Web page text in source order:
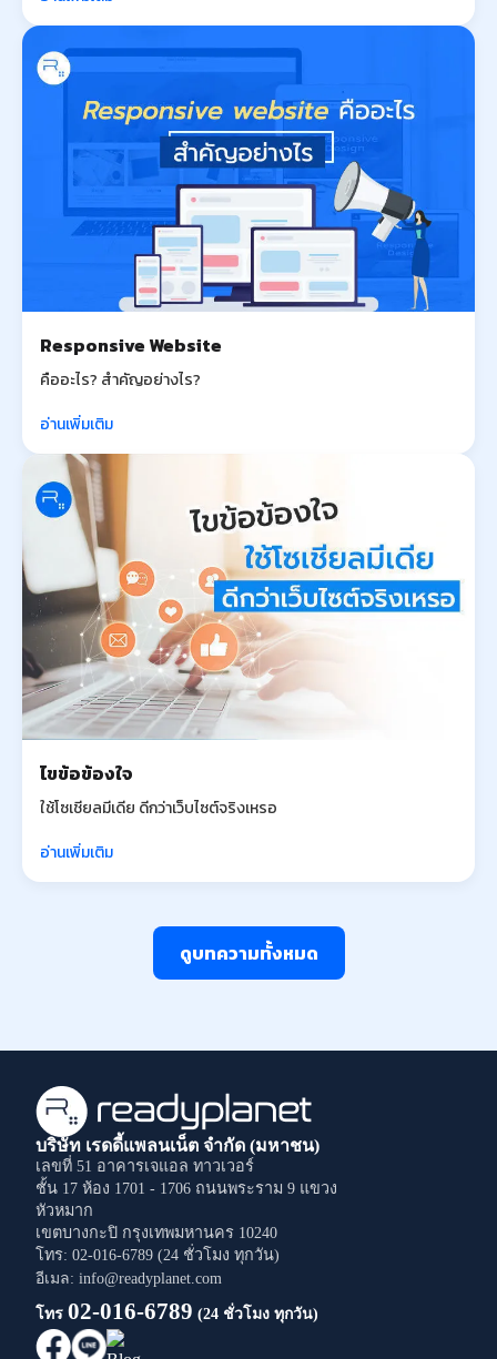
Responsive Website
คืออะไร? สำคัญอย่างไร?
อ่านเพิ่มเติม
ไขข้อข้องใจ
ใช้โซเชียลมีเดีย ดีกว่าเว็บไซต์จริงเหรอ
อ่านเพิ่มเติม
ดูบทความทั้งหมด
บริษัท เรดดี้แพลนเน็ต จำกัด (มหาชน)
เลขที่ 51 อาคารเจแอล ทาวเวอร์
ชั้น 17 ห้อง 1701 - 1706 ถนนพระราม 9 แขวง
หัวหมาก
เขตบางกะปิ กรุงเทพมหานคร 10240
โทร: 02-016-6789 (24 ชั่วโมง ทุกวัน)
อีเมล: info@readyplanet.com
โทร 02-016-6789 (24 ชั่วโมง ทุกวัน)